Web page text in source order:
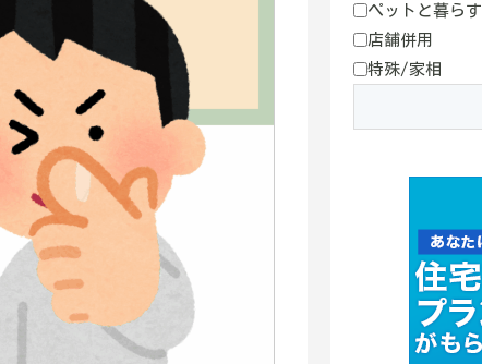
ペットと暮らす
店舗併用
特殊/家相